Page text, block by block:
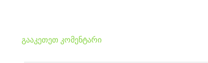
გააკეთეთ კომენტარი